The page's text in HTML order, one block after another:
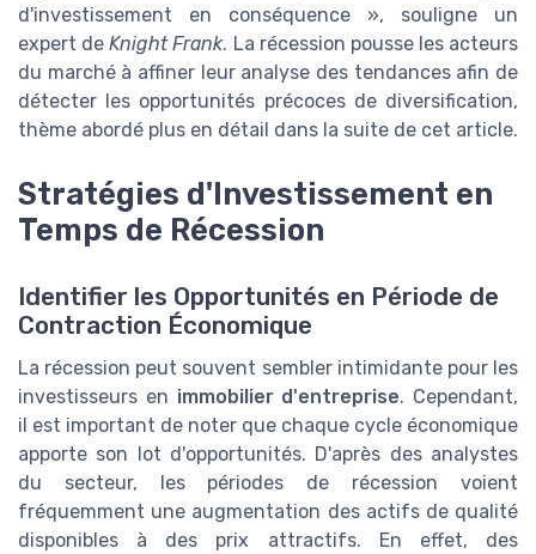
d'investissement en conséquence », souligne un
expert deKnight Frank. La récession pousse les acteurs
du marché à affiner leur analyse des tendances afin de
détecter les opportunités précoces de diversification,
thème abordé plus en détail dans la suite de cet article.
Stratégies d'Investissement en
Temps de Récession
Identifier les Opportunités en Période de
Contraction Économique
La récession peut souvent sembler intimidante pour les
investisseurs en immobilier d'entreprise. Cependant,
il est important de noter que chaque cycle économique
apporte son lot d'opportunités. D'après des analystes
du secteur, les périodes de récession voient
fréquemment une augmentation des actifs de qualité
disponibles à des prix attractifs. En effet, des